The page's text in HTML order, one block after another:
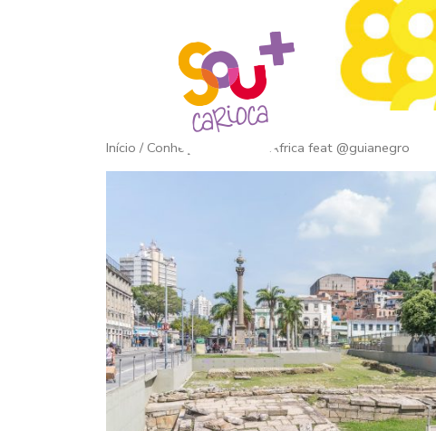
Início / Conheça a Pequena África feat @guianegro